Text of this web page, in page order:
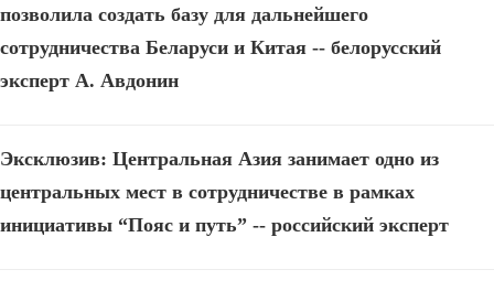
позволила создать базу для дальнейшего
сотрудничества Беларуси и Китая -- белорусский
эксперт А. Авдонин
Эксклюзив: Центральная Азия занимает одно из
центральных мест в сотрудничестве в рамках
инициативы “Пояс и путь” -- российский эксперт